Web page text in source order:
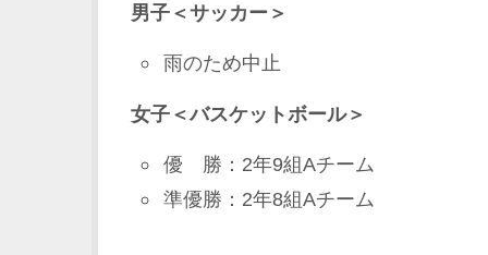
男子＜サッカー＞
雨のため中止
女子＜バスケットボール＞
優 勝：2年9組Aチーム
準優勝：2年8組Aチーム